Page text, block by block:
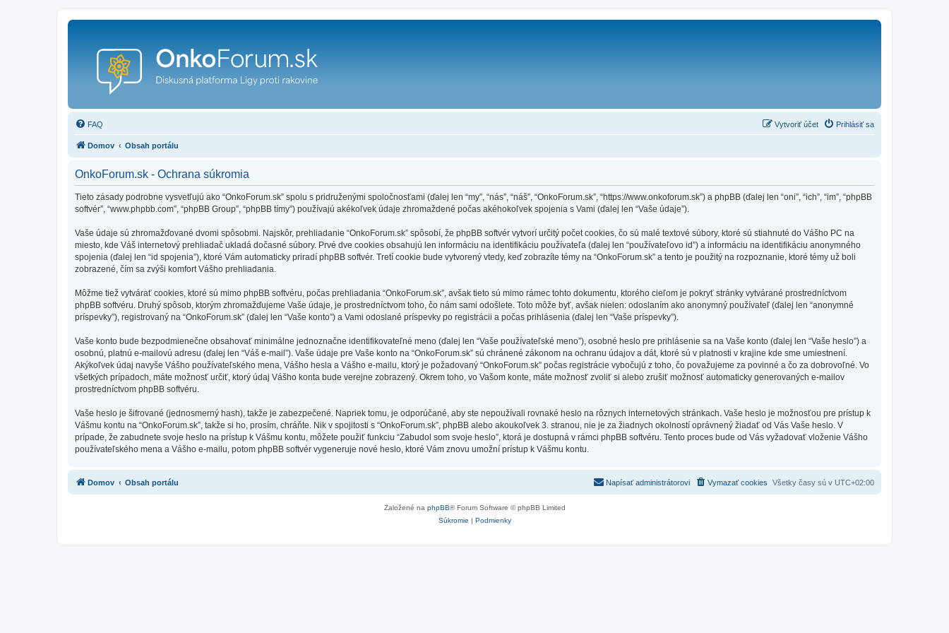
FAQ Prihlásiť sa
Vytvoriť účet
Domov Obsah portálu
OnkoForum.sk - Ochrana súkromia
Tieto zásady podrobne vysvetľujú ako “OnkoForum.sk” spolu s pridruženými spoločnosťami (ďalej len “my”, “nás”, “náš”, “OnkoForum.sk”, “https://www.onkoforum.sk”) a phpBB (ďalej len “oni”, “ich”, “im”, “phpBB
softvér”, “www.phpbb.com”, “phpBB Group”, “phpBB tímy”) používajú akékoľvek údaje zhromaždené počas akéhokoľvek spojenia s Vami (ďalej len “Vaše údaje”).
Vaše údaje sú zhromažďované dvomi spôsobmi. Najskôr, prehliadanie “OnkoForum.sk” spôsobí, že phpBB softvér vytvorí určitý počet cookies, čo sú malé textové súbory, ktoré sú stiahnuté do Vášho PC na
miesto, kde Váš internetový prehliadač ukladá dočasné súbory. Prvé dve cookies obsahujú len informáciu na identifikáciu používateľa (ďalej len “používateľovo id”) a informáciu na identifikáciu anonymného
spojenia (ďalej len “id spojenia”), ktoré Vám automaticky priradí phpBB softvér. Tretí cookie bude vytvorený vtedy, keď zobrazíte témy na “OnkoForum.sk” a tento je použitý na rozpoznanie, ktoré témy už boli
zobrazené, čím sa zvýši komfort Vášho prehliadania.
Môžme tiež vytvárať cookies, ktoré sú mimo phpBB softvéru, počas prehliadania “OnkoForum.sk”, avšak tieto sú mimo rámec tohto dokumentu, ktorého cieľom je pokryť stránky vytvárané prostredníctvom
phpBB softvéru. Druhý spôsob, ktorým zhromažďujeme Vaše údaje, je prostredníctvom toho, čo nám sami odošlete. Toto môže byť, avšak nielen: odoslaním ako anonymný používateľ (ďalej len “anonymné
príspevky”), registrovaný na “OnkoForum.sk” (ďalej len “Vaše konto”) a Vami odoslané príspevky po registrácii a počas prihlásenia (ďalej len “Vaše príspevky”).
Vaše konto bude bezpodmienečne obsahovať minimálne jednoznačne identifikovateľné meno (ďalej len “Vaše používateľské meno”), osobné heslo pre prihlásenie sa na Vaše konto (ďalej len “Vaše heslo”) a
osobnú, platnú e-mailovú adresu (ďalej len “Váš e-mail”). Vaše údaje pre Vaše konto na “OnkoForum.sk” sú chránené zákonom na ochranu údajov a dát, ktoré sú v platnosti v krajine kde sme umiestnení.
Akýkoľvek údaj navyše Vášho používateľského mena, Vášho hesla a Vášho e-mailu, ktorý je požadovaný “OnkoForum.sk” počas registrácie vybočujú z toho, čo považujeme za povinné a čo za dobrovoľné. Vo
všetkých prípadoch, máte možnosť určiť, ktorý údaj Vášho konta bude verejne zobrazený. Okrem toho, vo Vašom konte, máte možnosť zvoliť si alebo zrušiť možnosť automaticky generovaných e-mailov
prostredníctvom phpBB softvéru.
Vaše heslo je šifrované (jednosmerný hash), takže je zabezpečené. Napriek tomu, je odporúčané, aby ste nepoužívali rovnaké heslo na rôznych internetových stránkach. Vaše heslo je možnosťou pre prístup k
Vášmu kontu na “OnkoForum.sk”, takže si ho, prosím, chráňte. Nik v spojitosti s “OnkoForum.sk”, phpBB alebo akoukoľvek 3. stranou, nie je za žiadnych okolností oprávnený žiadať od Vás Vaše heslo. V
prípade, že zabudnete svoje heslo na prístup k Vášmu kontu, môžete použiť funkciu “Zabudol som svoje heslo”, ktorá je dostupná v rámci phpBB softvéru. Tento proces bude od Vás vyžadovať vloženie Vášho
používateľského mena a Vášho e-mailu, potom phpBB softvér vygeneruje nové heslo, ktoré Vám znovu umožní prístup k Vášmu kontu.
Domov Obsah portálu Všetky časy sú v UTC+02:00
Vymazať cookies
Napísať administrátorovi
Založené na phpBB® Forum Software © phpBB Limited
Súkromie | Podmienky